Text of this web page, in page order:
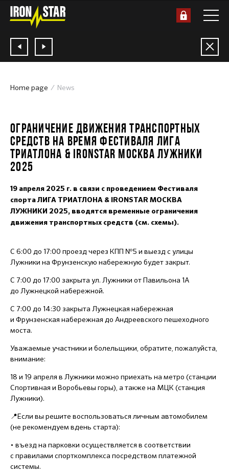
Home page News
ОГРАНИЧЕНИЕ ДВИЖЕНИЯ ТРАНСПОРТНЫХ
СРЕДСТВ НА ВРЕМЯ ФЕСТИВАЛЯ ЛИГА
ТРИАТЛОНА & IRONSTAR МОСКВА ЛУЖНИКИ
2025
19 апреля 2025 г. в связи с проведением Фестиваля
спорта ЛИГА ТРИАТЛОНА & IRONSTAR МОСКВА
ЛУЖНИКИ 2025, вводятся временные ограничения
движения транспортных средств (см. схемы).
С 6:00 до 17:00 проезд через КПП №5 и выезд с улицы
Лужники на Фрунзенскую набережную будет закрыт.
С 7:00 до 17:00 закрыта ул. Лужники от Павильона 1А
до Лужнецкой набережной.
С 7:00 до 14:30 закрыта Лужнецкая набережная
и Фрунзенская набережная до Андреевского пешеходного
моста.
Уважаемые участники и болельщики, обратите, пожалуйста,
внимание:
18 и 19 апреля в Лужники можно приехать на метро (станции
Спортивная и Воробьевы горы), а также на МЦК (станция
Лужники).
📍Если вы решите воспользоваться личным автомобилем
(не рекомендуем вдень старта):
• въезд на парковки осуществляется в соответствии
с правилами спорткомплекса посредством платежной
системы.